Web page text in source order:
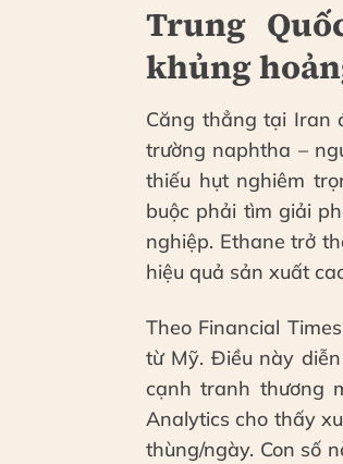
Trung
khủng
Căng thẳng tại Iran
trường naphtha –
thiếu hụt nghiêm
buộc phải tìm giải
nghiệp. Ethane trở
hiệu quả sản xuất
Theo Financial
từ Mỹ. Điều này
cạnh tranh thương
Analytics cho thấy
thùng/ngày. Con số